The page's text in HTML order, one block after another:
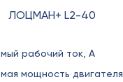
ЛОЦМАН+ L2-40
рабочий ток, А
мощность двигателя,